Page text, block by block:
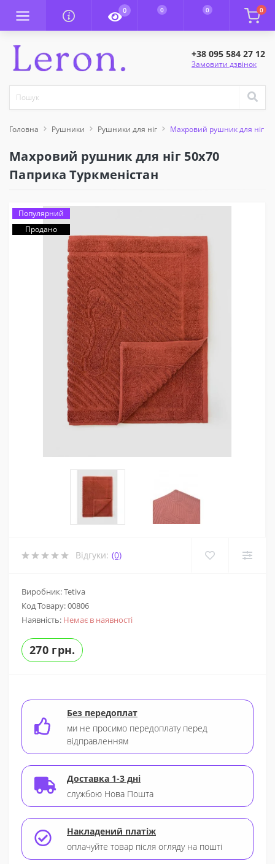
0 0 0 0
+38 095 584 27 12
Замовити дзвінок
Головна Рушники Рушники для ніг Махровий рушник для ніг
Махровий рушник для ніг 50x70
Паприка Туркменістан
Популярний
Продано
Відгуки: (0)
Виробник: Tetiva
Код Товару:00806
Наявність: Немає в наявності
270 грн.
Без передоплат
ми не просимо передоплату перед
відправленням
Доставка 1-3 дні
службою Нова Пошта
Накладений платіж
оплачуйте товар після огляду на пошті